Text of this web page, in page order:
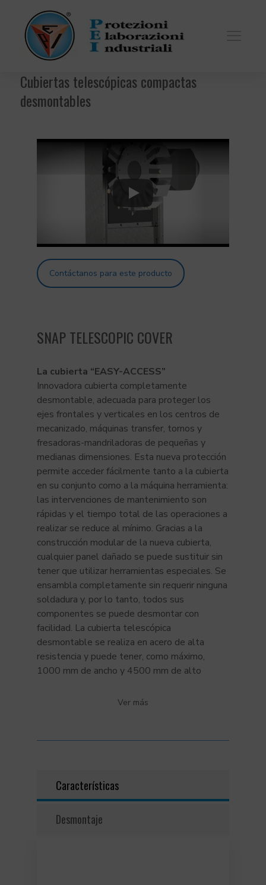
Cubiertas telescópicas compactas
desmontables
Play
Contáctanos para este producto
SNAP TELESCOPIC COVER
La cubierta “EASY-ACCESS”
Innovadora cubierta completamente
desmontable, adecuada para proteger los
ejes frontales y verticales en los centros de
mecanizado, máquinas transfer, tornos y
fresadoras-mandriladoras de pequeñas y
medianas dimensiones. Esta nueva protección
permite acceder fácilmente tanto a la cubierta
en su conjunto como a la máquina herramienta:
las intervenciones de mantenimiento son
rápidas y el tiempo total de las operaciones a
realizar se reduce al mínimo. Gracias a la
construcción modular de la nueva cubierta,
cualquier panel dañado se puede sustituir sin
tener que utilizar herramientas especiales. Se
ensambla completamente sin requerir ninguna
soldadura y, por lo tanto, todos sus
componentes se puede desmontar con
facilidad. La cubierta telescópica
desmontable se realiza en acero de alta
resistencia y puede tener, como máximo,
1000 mm de ancho y 4500 mm de alto
Ver más
Características
Desmontaje